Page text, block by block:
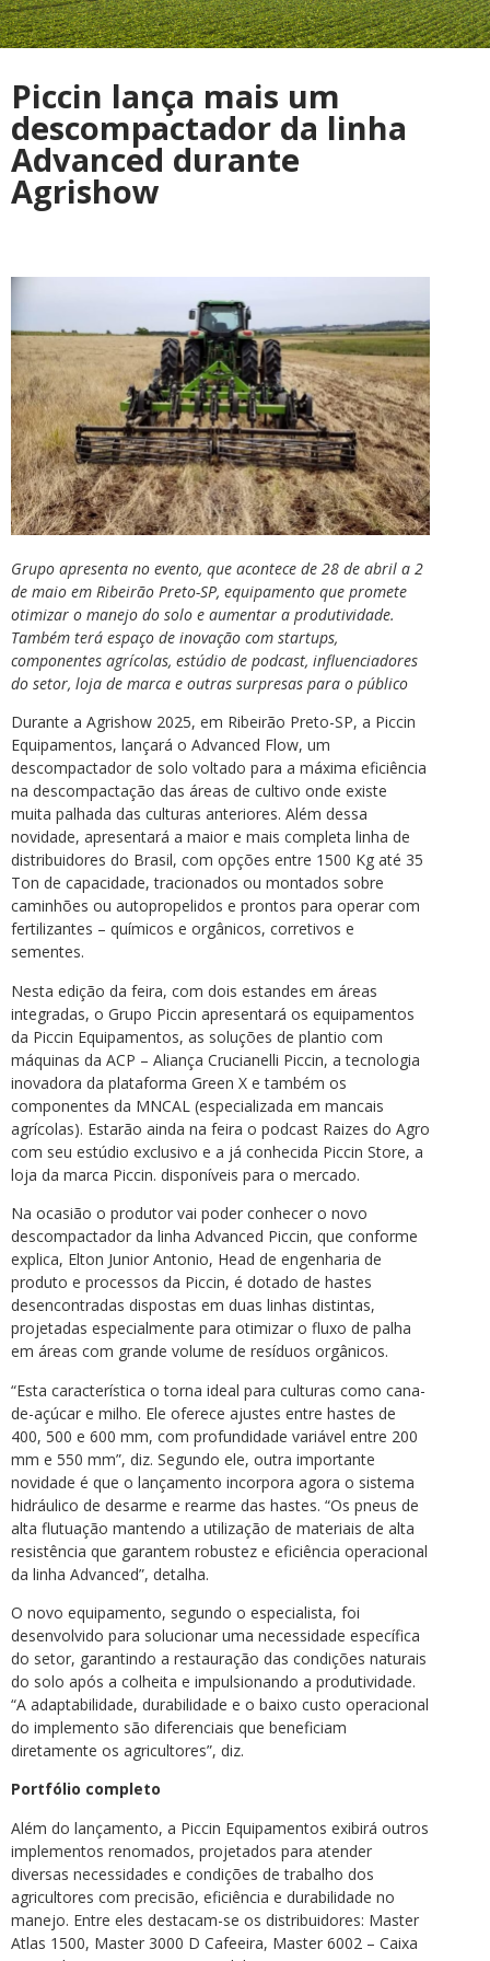
Piccin lança mais um
descompactador da linha
Advanced durante
Agrishow
Grupo apresenta no evento, que acontece de 28 de abril a 2
de maio em Ribeirão Preto-SP, equipamento que promete
otimizar o manejo do solo e aumentar a produtividade.
Também terá espaço de inovação com startups,
componentes agrícolas, estúdio de podcast, influenciadores
do setor, loja de marca e outras surpresas para o público
Durante a Agrishow 2025, em Ribeirão Preto-SP, a Piccin
Equipamentos, lançará o Advanced Flow, um
descompactador de solo voltado para a máxima eficiência
na descompactação das áreas de cultivo onde existe
muita palhada das culturas anteriores. Além dessa
novidade, apresentará a maior e mais completa linha de
distribuidores do Brasil, com opções entre 1500 Kg até 35
Ton de capacidade, tracionados ou montados sobre
caminhões ou autopropelidos e prontos para operar com
fertilizantes – químicos e orgânicos, corretivos e
sementes.
Nesta edição da feira, com dois estandes em áreas
integradas, o Grupo Piccin apresentará os equipamentos
da Piccin Equipamentos, as soluções de plantio com
máquinas da ACP – Aliança Crucianelli Piccin, a tecnologia
inovadora da plataforma Green X e também os
componentes da MNCAL (especializada em mancais
agrícolas). Estarão ainda na feira o podcast Raizes do Agro
com seu estúdio exclusivo e a já conhecida Piccin Store, a
loja da marca Piccin. disponíveis para o mercado.
Na ocasião o produtor vai poder conhecer o novo
descompactador da linha Advanced Piccin, que conforme
explica, Elton Junior Antonio, Head de engenharia de
produto e processos da Piccin, é dotado de hastes
desencontradas dispostas em duas linhas distintas,
projetadas especialmente para otimizar o fluxo de palha
em áreas com grande volume de resíduos orgânicos.
“Esta característica o torna ideal para culturas como cana-
de-açúcar e milho. Ele oferece ajustes entre hastes de
400, 500 e 600 mm, com profundidade variável entre 200
mm e 550 mm”, diz. Segundo ele, outra importante
novidade é que o lançamento incorpora agora o sistema
hidráulico de desarme e rearme das hastes. “Os pneus de
alta flutuação mantendo a utilização de materiais de alta
resistência que garantem robustez e eficiência operacional
da linha Advanced”, detalha.
O novo equipamento, segundo o especialista, foi
desenvolvido para solucionar uma necessidade específica
do setor, garantindo a restauração das condições naturais
do solo após a colheita e impulsionando a produtividade.
“A adaptabilidade, durabilidade e o baixo custo operacional
do implemento são diferenciais que beneficiam
diretamente os agricultores”, diz.
Portfólio completo
Além do lançamento, a Piccin Equipamentos exibirá outros
implementos renomados, projetados para atender
diversas necessidades e condições de trabalho dos
agricultores com precisão, eficiência e durabilidade no
manejo. Entre eles destacam-se os distribuidores: Master
Atlas 1500, Master 3000 D Cafeeira, Master 6002 – Caixa